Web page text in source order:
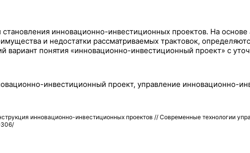
становления инновационно-инвестиционных проектов. На
и недостатки рассматриваемых трактовок,
вариант понятия «инновационно-инвестиционный проект» с
инвестиционный проект, управление инновационно-
инновационно-инвестиционных проектов // Современные технологии